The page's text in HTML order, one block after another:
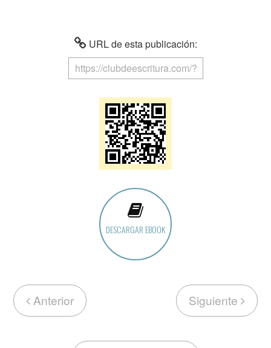
URL de esta publicación:
DESCARGAR EBOOK
Anterior Siguiente